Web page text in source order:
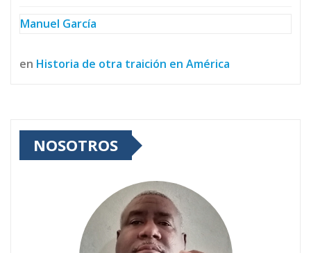
Manuel García
en Historia de otra traición en América
NOSOTROS